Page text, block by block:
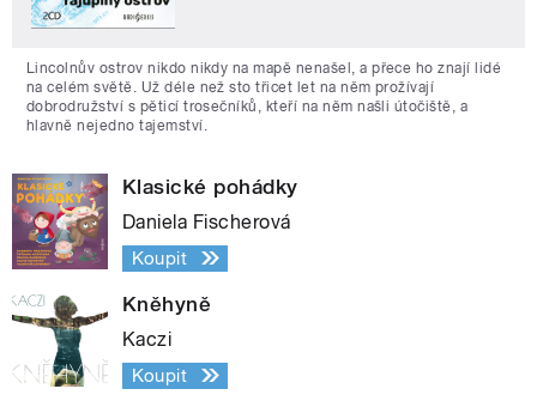
Lincolnův ostrov nikdo nikdy na mapě nenašel, a přece ho znají lidé
na celém světě. Už déle než sto třicet let na něm prožívají
dobrodružství s pěticí trosečníků, kteří na něm našli útočiště, a
hlavně nejedno tajemství.
Klasické pohádky
Daniela Fischerová
Koupit
Kněhyně
Kaczi
Koupit